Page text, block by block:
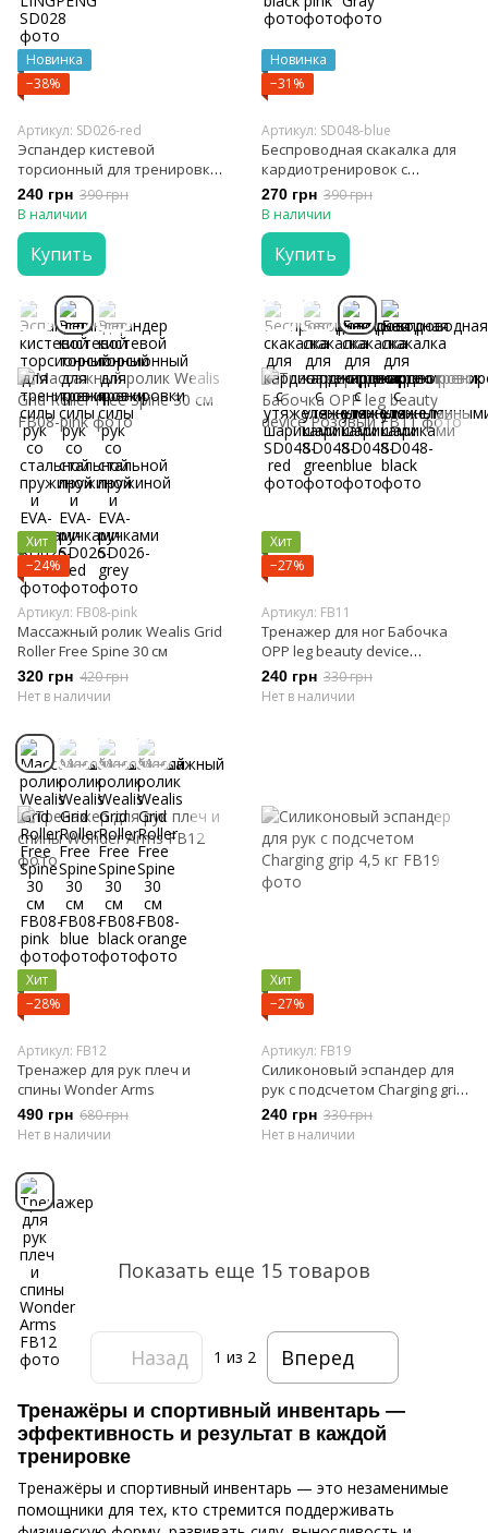
Новинка
−38%
Артикул: SD026-red
Эспандер кистевой
торсионный для тренировки
силы рук со стальной
пружиной и EVA-ручками
240 грн 390 грн
В наличии
Купить
Новинка
−31%
Артикул: SD048-blue
Беспроводная скакалка для
кардиотренировок с
утяжеленными шариками
270 грн 390 грн
В наличии
Купить
Хит
−24%
Артикул: FB08-pink
Массажный ролик Wealis Grid
Roller Free Spine 30 см
320 грн 420 грн
Нет в наличии
Хит
−27%
Артикул: FB11
Тренажер для ног Бабочка
OPP leg beauty device
Розовый
240 грн 330 грн
Нет в наличии
Хит
−28%
Артикул: FB12
Тренажер для рук плеч и
спины Wonder Arms
490 грн 680 грн
Нет в наличии
Хит
−27%
Артикул: FB19
Силиконовый эспандер для
рук с подсчетом Charging grip
4,5 кг
240 грн 330 грн
Нет в наличии
Показать еще 15 товаров
Назад 1 из 2 Вперед
Тренажёры и спортивный инвентарь —
эффективность и результат в каждой
тренировке
Тренажёры и спортивный инвентарь — это незаменимые
помощники для тех, кто стремится поддерживать